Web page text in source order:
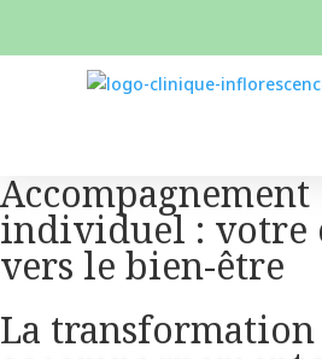
Accompagnement
individuel : votre
vers le bien-être
La